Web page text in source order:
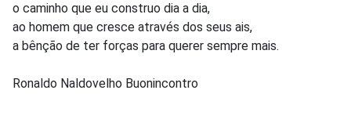
o caminho que eu construo dia a dia,
ao homem que cresce através dos seus ais,
a bênção de ter forças para querer sempre mais.
Ronaldo Naldovelho Buonincontro